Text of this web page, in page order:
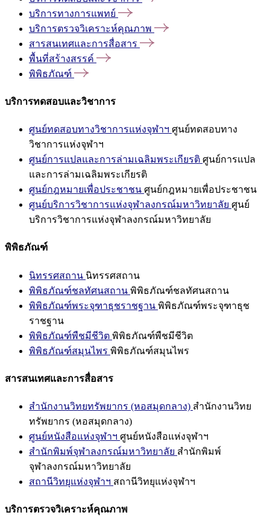
บริการทางการแพทย์
บริการตรวจวิเคราะห์คุณภาพ
สารสนเทศและการสื่อสาร
พื้นที่สร้างสรรค์
พิพิธภัณฑ์
บริการทดสอบและวิชาการ
ศูนย์ทดสอบทางวิชาการแห่งจุฬาฯ ศูนย์ทดสอบทาง
วิชาการแห่งจุฬาฯ
ศูนย์การแปลและการล่ามเฉลิมพระเกียรติ ศูนย์การแปล
และการล่ามเฉลิมพระเกียรติ
ศูนย์กฎหมายเพื่อประชาชน ศูนย์กฎหมายเพื่อประชาชน
ศูนย์บริการวิชาการแห่งจุฬาลงกรณ์มหาวิทยาลัย ศูนย์
บริการวิชาการแห่งจุฬาลงกรณ์มหาวิทยาลัย
พิพิธภัณฑ์
นิทรรศสถาน นิทรรศสถาน
พิพิธภัณฑ์ชลทัศนสถาน พิพิธภัณฑ์ชลทัศนสถาน
พิพิธภัณฑ์พระจุฑาธุชราชฐาน พิพิธภัณฑ์พระจุฑาธุช
ราชฐาน
พิพิธภัณฑ์พืชมีชีวิต พิพิธภัณฑ์พืชมีชีวิต
พิพิธภัณฑ์สมุนไพร พิพิธภัณฑ์สมุนไพร
สารสนเทศและการสื่อสาร
สำนักงานวิทยทรัพยากร (หอสมุดกลาง) สำนักงานวิทย
ทรัพยากร (หอสมุดกลาง)
ศูนย์หนังสือแห่งจุฬาฯ ศูนย์หนังสือแห่งจุฬาฯ
สำนักพิมพ์จุฬาลงกรณ์มหาวิทยาลัย สำนักพิมพ์
จุฬาลงกรณ์มหาวิทยาลัย
สถานีวิทยุแห่งจุฬาฯ สถานีวิทยุแห่งจุฬาฯ
บริการตรวจวิเคราะห์คุณภาพ